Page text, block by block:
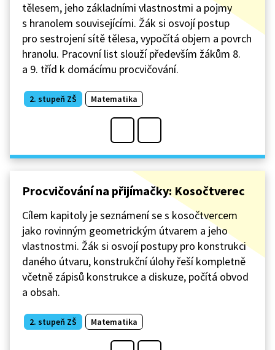
tělesem, jeho základními vlastnostmi a pojmy
s hranolem souvisejícími. Žák si osvojí postup
pro sestrojení sítě tělesa, vypočítá objem a povrch
hranolu. Pracovní list slouží především žákům 8.
a 9. tříd k domácímu procvičování.
2. stupeň ZŠ Matematika
Procvičování na přijímačky: Kosočtverec
Cílem kapitoly je seznámení se s kosočtvercem
jako rovinným geometrickým útvarem a jeho
vlastnostmi. Žák si osvojí postupy pro konstrukci
daného útvaru, konstrukční úlohy řeší kompletně
včetně zápisů konstrukce a diskuze, počítá obvod
a obsah.
2. stupeň ZŠ Matematika